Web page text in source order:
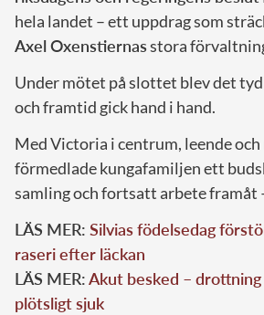
hela landet – ett uppdrag som
Axel Oxenstiernasstora
Under mötet på slottet blev det
och framtid gick hand i hand.
Med Victoria i centrum, leende och
förmedlade kungafamiljen ett
samling och fortsatt arbete framåt
LÄS MER: Silvias födelsedag
raseri efter läckan
LÄS MER:Akut besked –
plötsligt sjuk